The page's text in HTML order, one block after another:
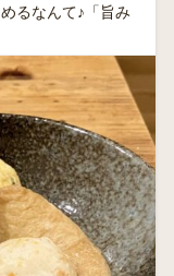
るなんて♪「旨み